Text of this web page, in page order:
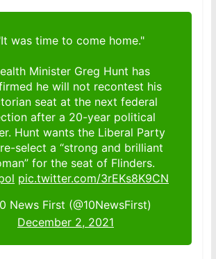
was time to come home."
Minister Greg Hunt has
he will not recontest his
seat at the next federal
after a 20-year political
Hunt wants the Liberal Party
select a “strong and brilliant
for the seat of Flinders.
pic.twitter.com/3rEKs8K9CN
News First (@10NewsFirst)
December 2, 2021